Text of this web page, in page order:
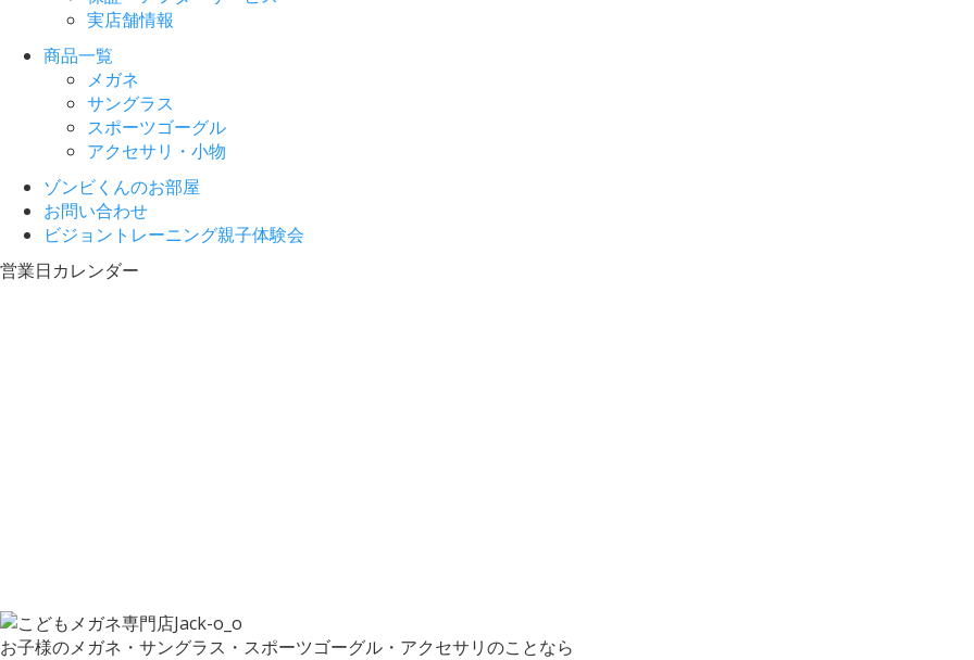
実店舗情報
商品一覧
メガネ
サングラス
スポーツゴーグル
アクセサリ・小物
ゾンビくんのお部屋
お問い合わせ
ビジョントレーニング親子体験会
営業日カレンダー
お子様のメガネ・サングラス・スポーツゴーグル・アクセサリのことなら